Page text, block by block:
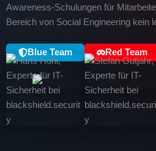
Awareness-Schulungen für
Bereich von Social Engineering kein
Blue Team Red Team